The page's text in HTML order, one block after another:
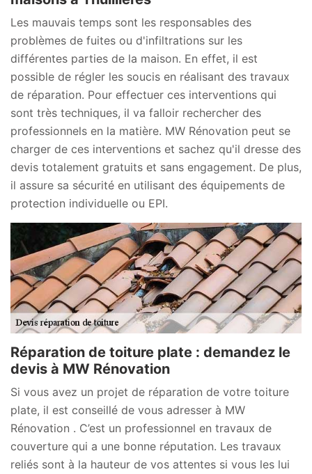
Les mauvais temps sont les responsables des
problèmes de fuites ou d'infiltrations sur les
différentes parties de la maison. En effet, il est
possible de régler les soucis en réalisant des travaux
de réparation. Pour effectuer ces interventions qui
sont très techniques, il va falloir rechercher des
professionnels en la matière. MW Rénovation peut se
charger de ces interventions et sachez qu'il dresse des
devis totalement gratuits et sans engagement. De plus,
il assure sa sécurité en utilisant des équipements de
protection individuelle ou EPI.
Réparation de toiture plate : demandez le
devis à MW Rénovation
Si vous avez un projet de réparation de votre toiture
plate, il est conseillé de vous adresser à MW
Rénovation . C’est un professionnel en travaux de
couverture qui a une bonne réputation. Les travaux
reliés sont à la hauteur de vos attentes si vous les lui